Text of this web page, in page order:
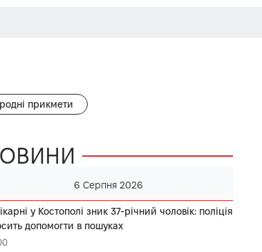
прикмети
6 Серпня 2026
у Костополі зник 37-річний чоловік: поліція
допомогти в пошуках